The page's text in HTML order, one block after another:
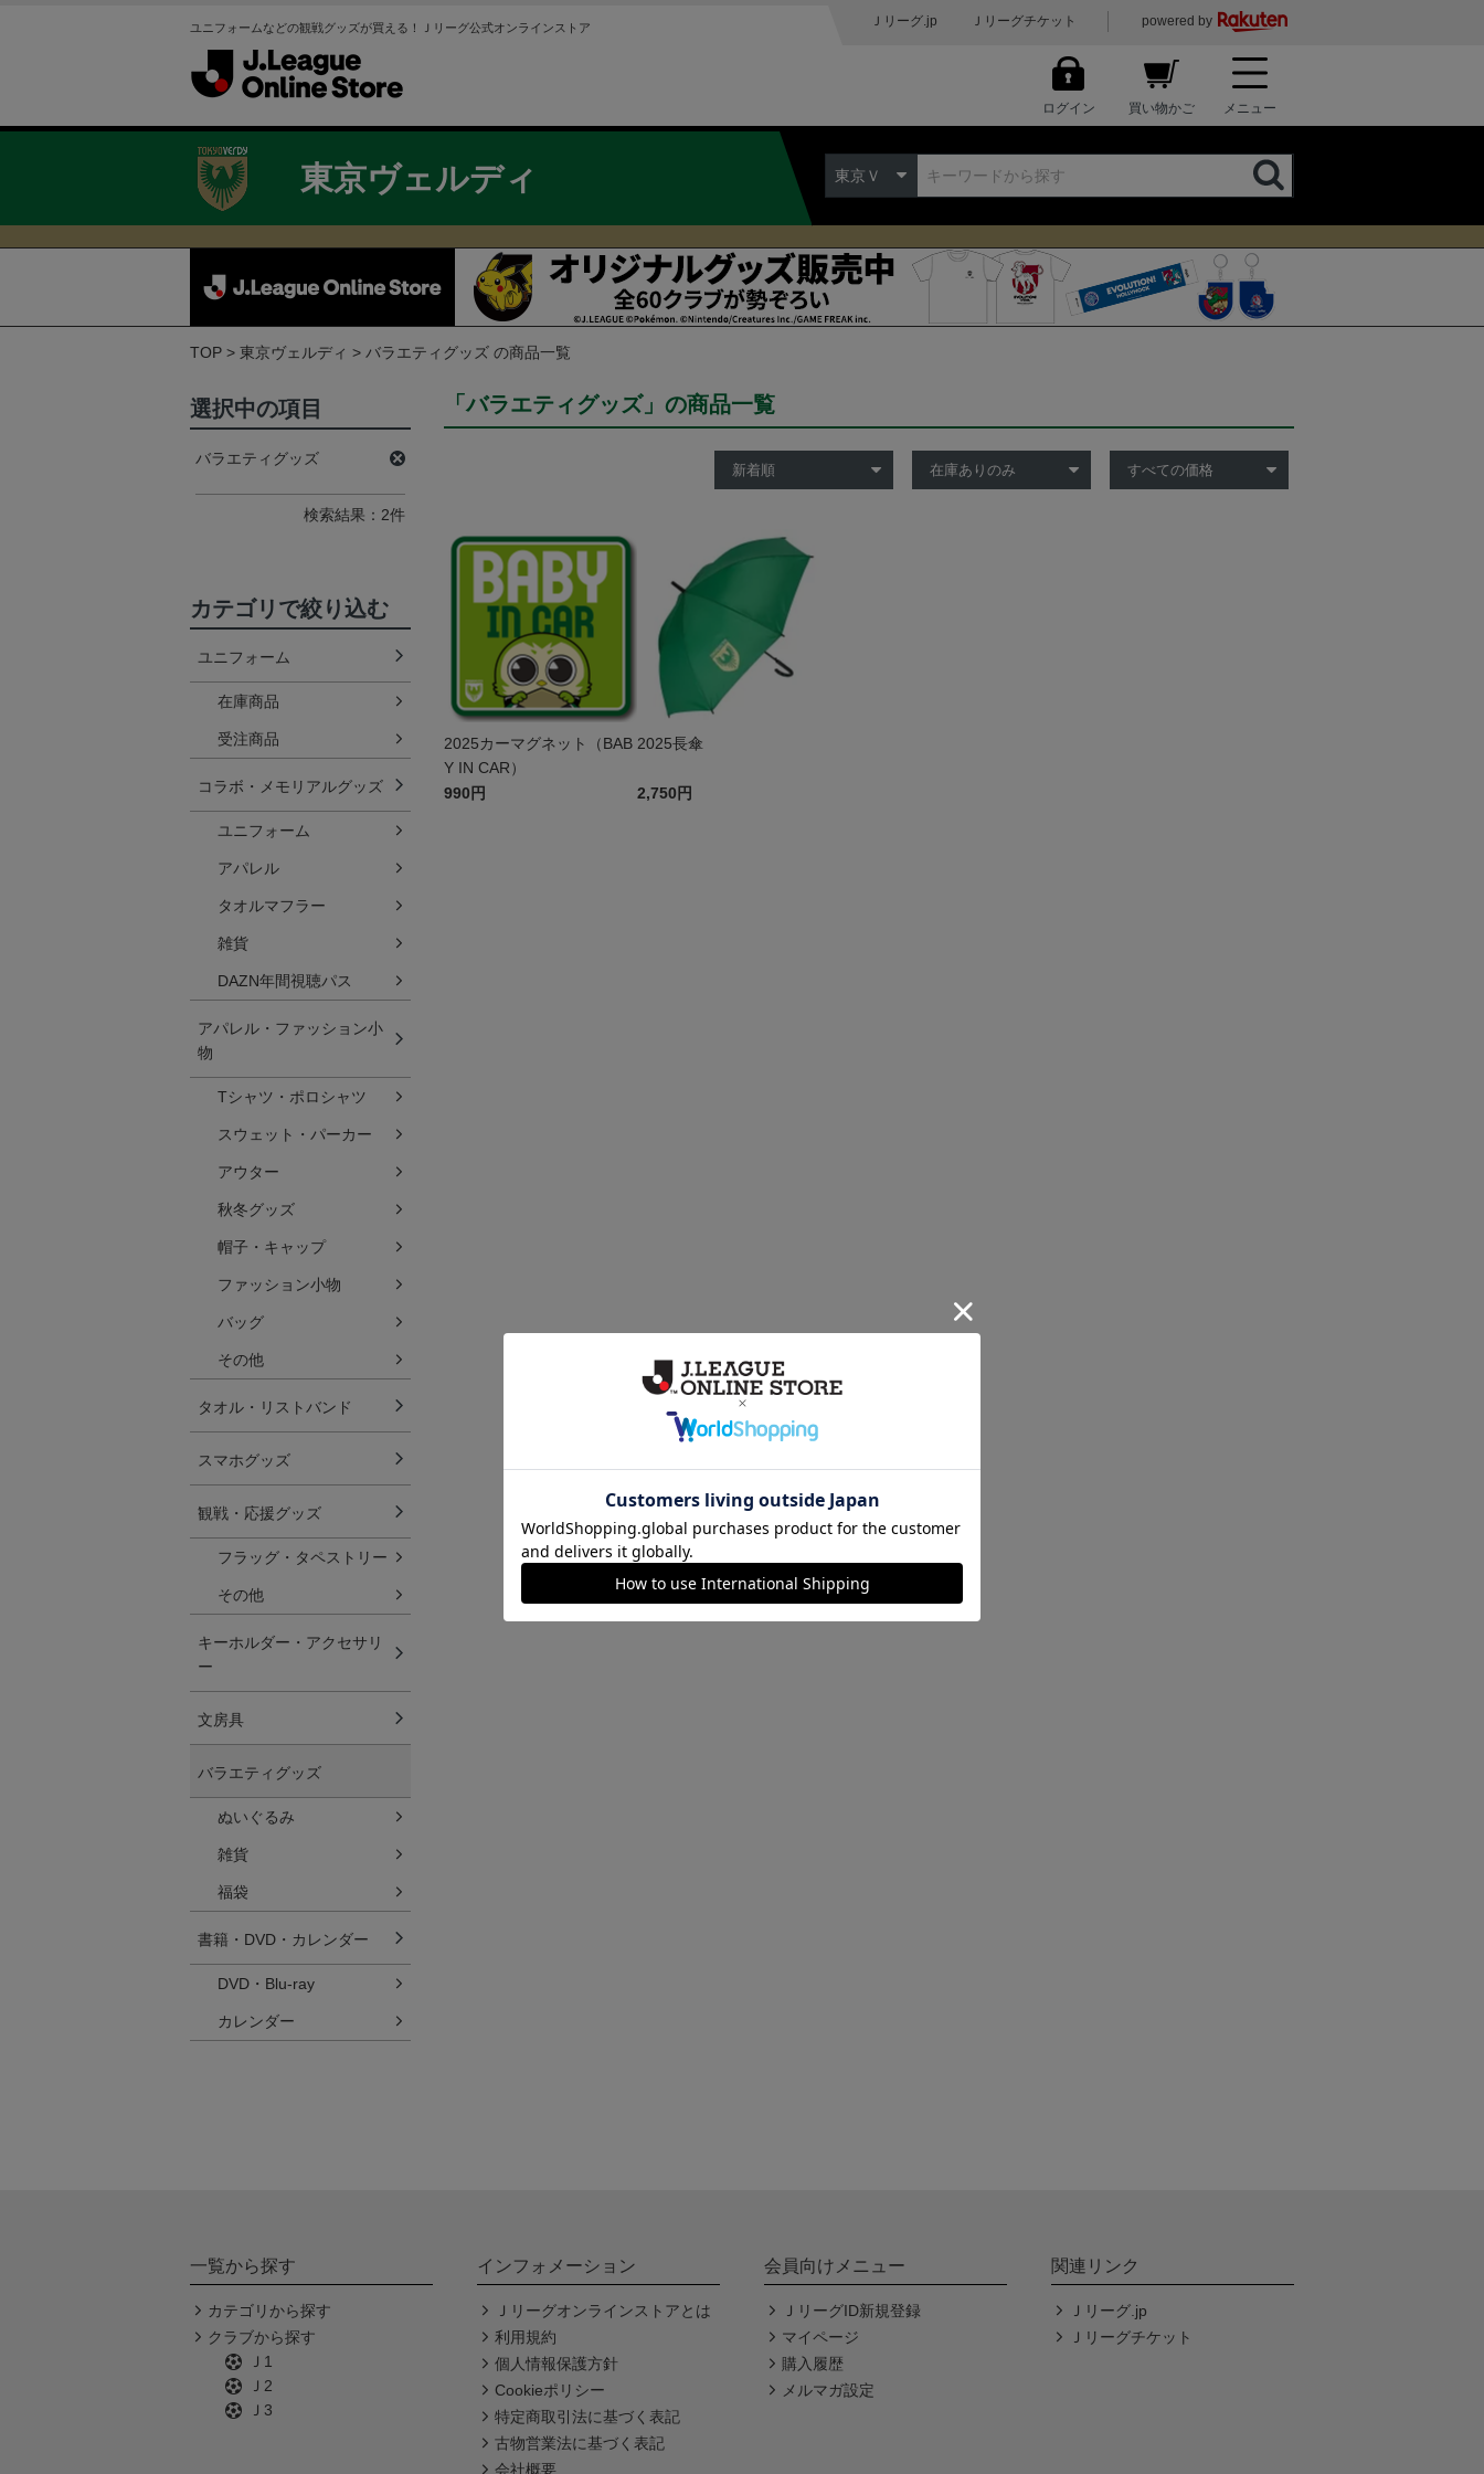
ユニフォームなどの観戦グッズが買える！Ｊリーグ公式オンラインストア Ｊリーグ.jp Ｊリーグチケット powered by
ログイン 買い物かご メニュー
東京ヴェルディ 東京Ｖ
TOP 東京ヴェルディ バラエティグッズ の商品一覧
「バラエティグッズ」の商品一覧
2025カーマグネット（BAB
Y IN CAR）
990円
2025長傘
2,750円
選択中の項目
バラエティグッズ
検索結果：2件
カテゴリで絞り込む
ユニフォーム
在庫商品
受注商品
コラボ・メモリアルグッズ
ユニフォーム
アパレル
タオルマフラー
雑貨
DAZN年間視聴パス
アパレル・ファッション小
物
Tシャツ・ポロシャツ
スウェット・パーカー
アウター
秋冬グッズ
帽子・キャップ
ファッション小物
バッグ
その他
タオル・リストバンド
スマホグッズ
観戦・応援グッズ
フラッグ・タペストリー
その他
キーホルダー・アクセサリ
ー
文房具
バラエティグッズ
ぬいぐるみ
雑貨
福袋
書籍・DVD・カレンダー
DVD・Blu-ray
カレンダー
一覧から探す
カテゴリから探す
クラブから探す
Ｊ1
Ｊ2
Ｊ3
インフォメーション
Ｊリーグオンラインストアとは
利用規約
個人情報保護方針
Cookieポリシー
特定商取引法に基づく表記
古物営業法に基づく表記
会社概要
会員向けメニュー
ＪリーグID新規登録
マイページ
購入履歴
メルマガ設定
関連リンク
Ｊリーグ.jp
Ｊリーグチケット